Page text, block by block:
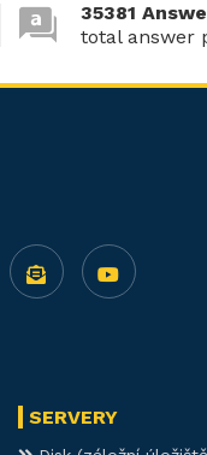
35381
total answer
SERVERY